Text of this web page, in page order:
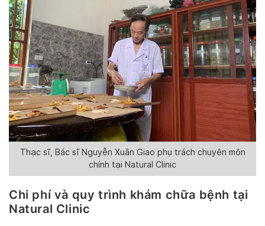
Thạc sĩ, Bác sĩ Nguyễn Xuân Giao phụ trách chuyên môn
chính tại Natural Clinic
Chi phí và quy trình khám chữa bệnh tại
Natural Clinic